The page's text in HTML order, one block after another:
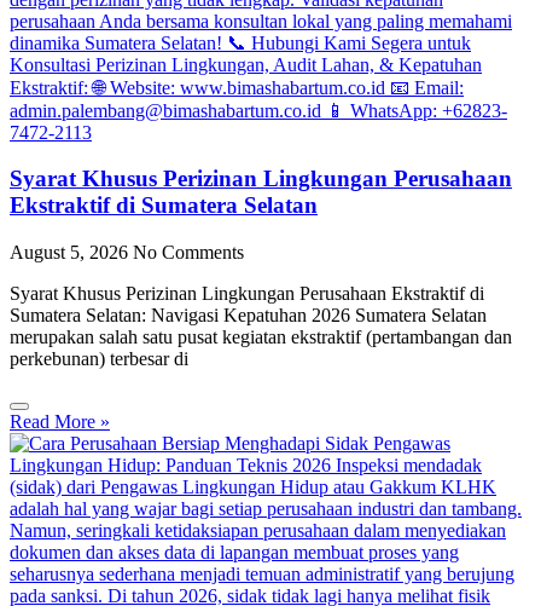
Syarat Khusus Perizinan Lingkungan Perusahaan
Ekstraktif di Sumatera Selatan
August 5, 2026 No Comments
Syarat Khusus Perizinan Lingkungan Perusahaan Ekstraktif di
Sumatera Selatan: Navigasi Kepatuhan 2026 Sumatera Selatan
merupakan salah satu pusat kegiatan ekstraktif (pertambangan dan
perkebunan) terbesar di
Read More »